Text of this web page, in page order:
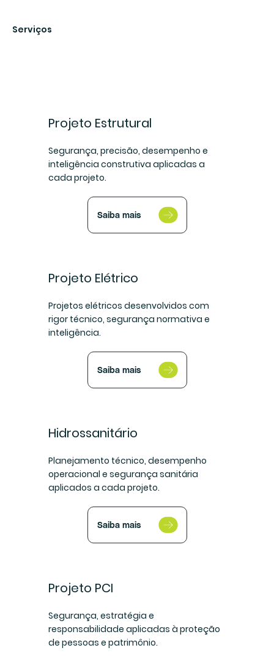
Serviços
Projeto Estrutural
Segurança, precisão, desempenho e
inteligência construtiva aplicadas a
cada projeto.
Saiba mais
Projeto Elétrico
Projetos elétricos desenvolvidos com
rigor técnico, segurança normativa e
inteligência.
Saiba mais
Hidrossanitário
Planejamento técnico, desempenho
operacional e segurança sanitária
aplicados a cada projeto.
Saiba mais
Projeto PCI
Segurança, estratégia e
responsabilidade aplicadas à proteção
de pessoas e patrimônio.